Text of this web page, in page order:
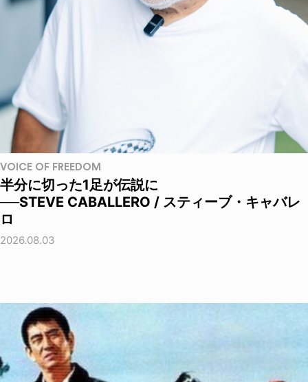
VOICE OF FREEDOM
半分に切った1足が伝説に
──STEVE CABALLERO / スティーブ・キャバレ
ロ
2026.08.03